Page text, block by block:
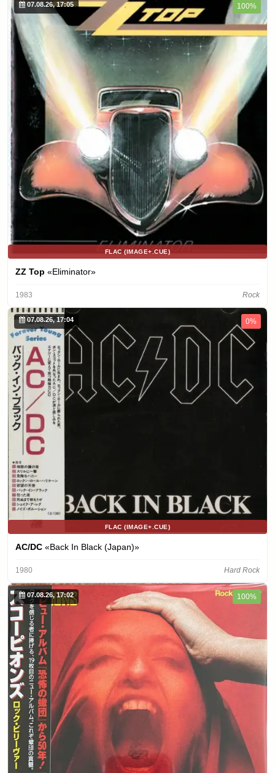
07.08.26, 17:05 100%
FLAC (IMAGE+.CUE)
ZZ Top «Eliminator»
1983 Rock
07.08.26, 17:04 0%
FLAC (IMAGE+.CUE)
AC/DC «Back In Black (Japan)»
1980 Hard Rock
07.08.26, 17:02 100%